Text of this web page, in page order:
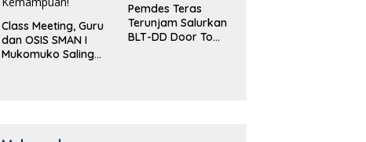
Class Meeting, Guru
dan OSIS SMAN I
Mukomuko Saling
Pemdes Teras
Terunjam Salurkan
BLT-DD Door To